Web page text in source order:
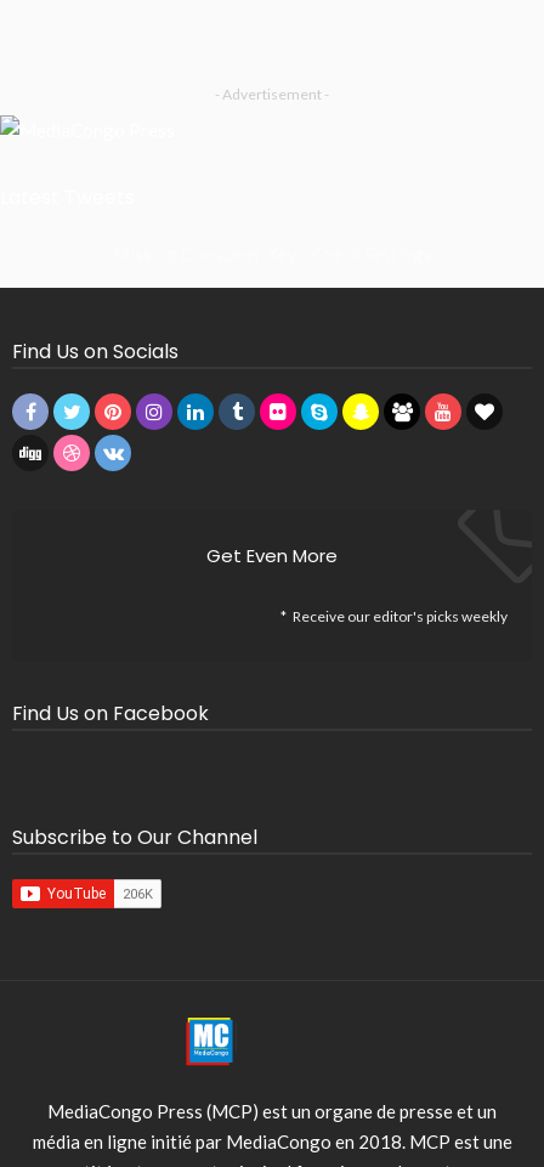
- Advertisement -
Find Us on Socials
Get Even More
Receive our editor's picks weekly
Find Us on Facebook
Subscribe to Our Channel
MediaCongo Press (MCP) est un organe de presse et un
média en ligne initié par MediaCongo en 2018. MCP est une